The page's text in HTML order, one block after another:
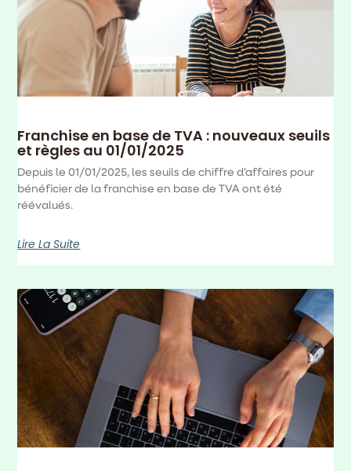
Franchise en base de TVA : nouveaux seuils
et règles au 01/01/2025
Depuis le 01/01/2025, les seuils de chiffre d’affaires pour
bénéficier de la franchise en base de TVA ont été
réévalués.
Lire La Suite